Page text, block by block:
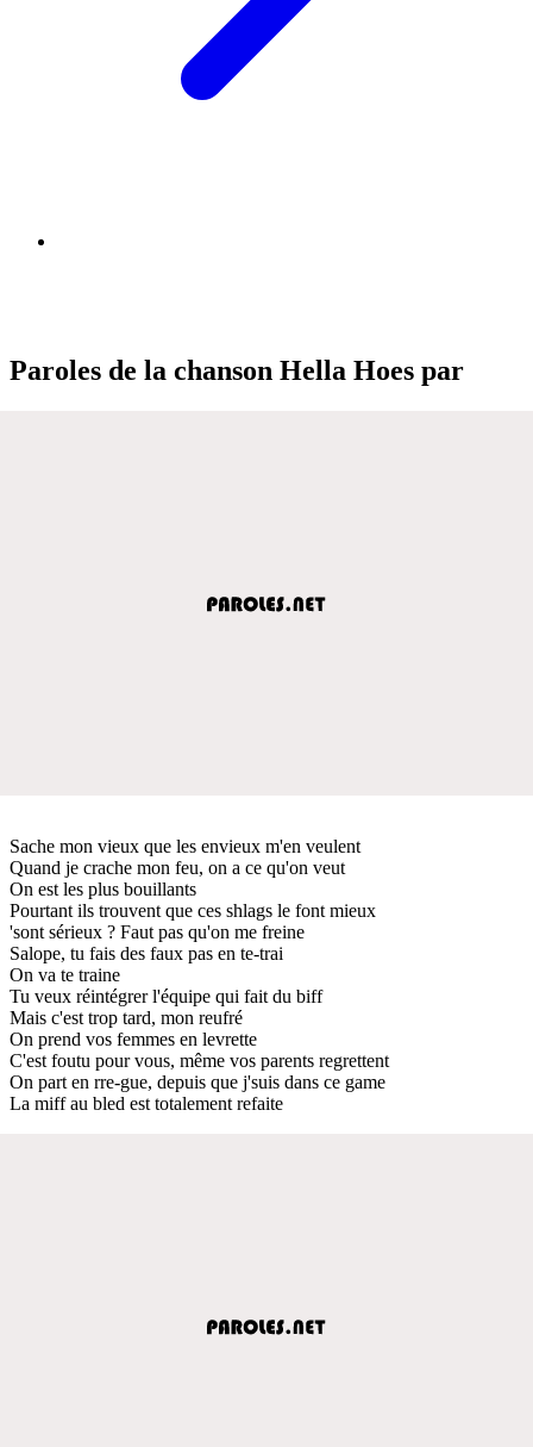
Paroles de la chanson Hella Hoes par
Sache mon vieux que les envieux m'en veulent
Quand je crache mon feu, on a ce qu'on veut
On est les plus bouillants
Pourtant ils trouvent que ces shlags le font mieux
'sont sérieux ? Faut pas qu'on me freine
Salope, tu fais des faux pas en te-trai
On va te traine
Tu veux réintégrer l'équipe qui fait du biff
Mais c'est trop tard, mon reufré
On prend vos femmes en levrette
C'est foutu pour vous, même vos parents regrettent
On part en rre-gue, depuis que j'suis dans ce game
La miff au bled est totalement refaite